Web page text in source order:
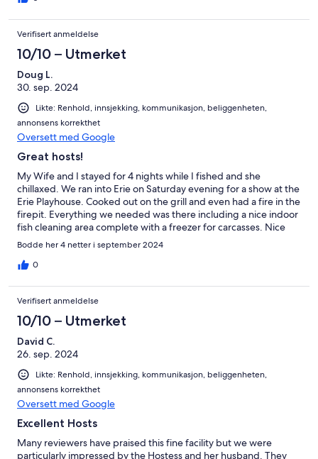
Verifisert anmeldelse
10/10 – Utmerket
Doug L.
30. sep. 2024
Likte: Renhold, innsjekking, kommunikasjon, beliggenheten,
annonsens korrekthet
Oversett med Google
Great hosts!
My Wife and I stayed for 4 nights while I fished and she
chillaxed. We ran into Erie on Saturday evening for a show at the
Erie Playhouse. Cooked out on the grill and even had a fire in the
firepit. Everything we needed was there including a nice indoor
fish cleaning area complete with a freezer for carcasses. Nice
property and hospitable hosts. Will definitely keep this on our
list to return to again.
Bodde her 4 netter i september 2024
0
Verifisert anmeldelse
10/10 – Utmerket
David C.
26. sep. 2024
Likte: Renhold, innsjekking, kommunikasjon, beliggenheten,
annonsens korrekthet
Oversett med Google
Excellent Hosts
Many reviewers have praised this fine facility but we were
particularly impressed by the Hostess and her husband. They